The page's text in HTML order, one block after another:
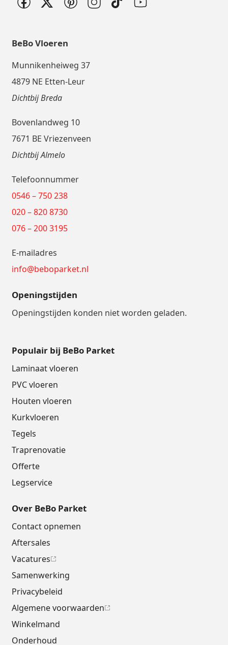
BeBo Vloeren
Munnikenheiweg 37
4879 NE Etten-Leur
Dichtbij Breda
Bovenlandweg 10
7671 BE Vriezenveen
Dichtbij Almelo
Telefoonnummer
0546 – 750 238
020 – 820 8730
076 – 200 3195
E-mailadres
info@beboparket.nl
Openingstijden
Openingstijden konden niet worden geladen.
Populair bij BeBo Parket
Laminaat vloeren
PVC vloeren
Houten vloeren
Kurkvloeren
Tegels
Traprenovatie
Offerte
Legservice
Over BeBo Parket
Contact opnemen
Aftersales
Vacatures
Samenwerking
Privacybeleid
Algemene voorwaarden
Winkelmand
Onderhoud